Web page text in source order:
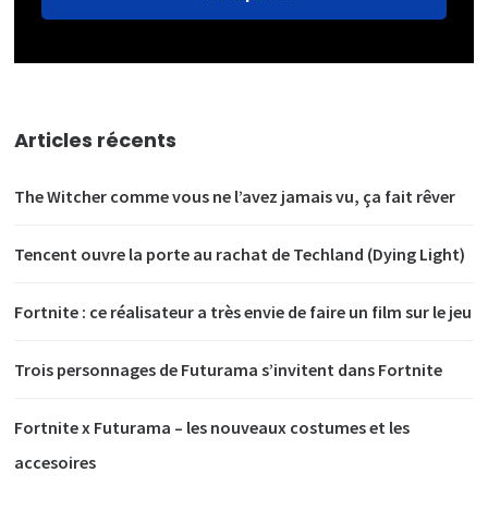
Articles récents
The Witcher comme vous ne l’avez jamais vu, ça fait rêver
Tencent ouvre la porte au rachat de Techland (Dying Light)
Fortnite : ce réalisateur a très envie de faire un film sur le jeu
Trois personnages de Futurama s’invitent dans Fortnite
Fortnite x Futurama – les nouveaux costumes et les
accesoires